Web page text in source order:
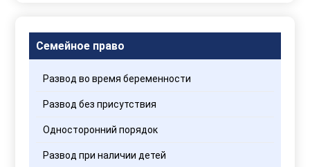
Семейное право
Развод во время беременности
Развод без присутствия
Односторонний порядок
Развод при наличии детей